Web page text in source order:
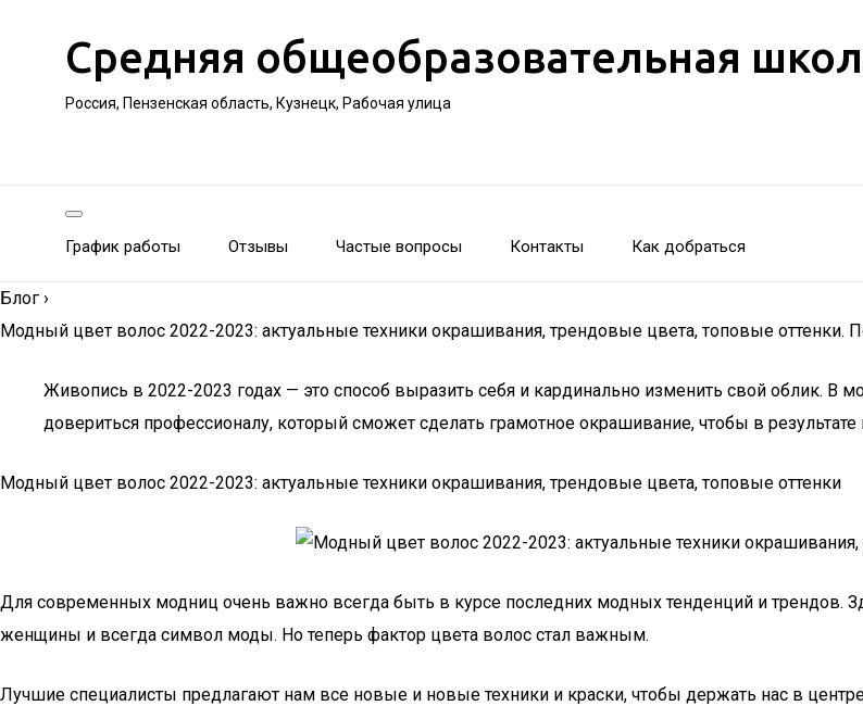
Средняя общеобразовательная
Россия, Пензенская область, Кузнецк, Рабочая улица
График работы Отзывы Частые вопросы Контакты Как добраться
Блог ›
Модный цвет волос 2022-2023: актуальные техники окрашивания, трендовые цвета, топовые оттенки.
Живопись в 2022-2023 годах — это способ выразить себя и кардинально изменить свой облик. В
довериться профессионалу, который сможет сделать грамотное окрашивание, чтобы в
Модный цвет волос 2022-2023: актуальные техники окрашивания, трендовые цвета, топовые оттенки
Для современных модниц очень важно всегда быть в курсе последних модных тенденций и трендов.
женщины и всегда символ моды. Но теперь фактор цвета волос стал важным.
Лучшие специалисты предлагают нам все новые и новые техники и краски, чтобы держать нас в